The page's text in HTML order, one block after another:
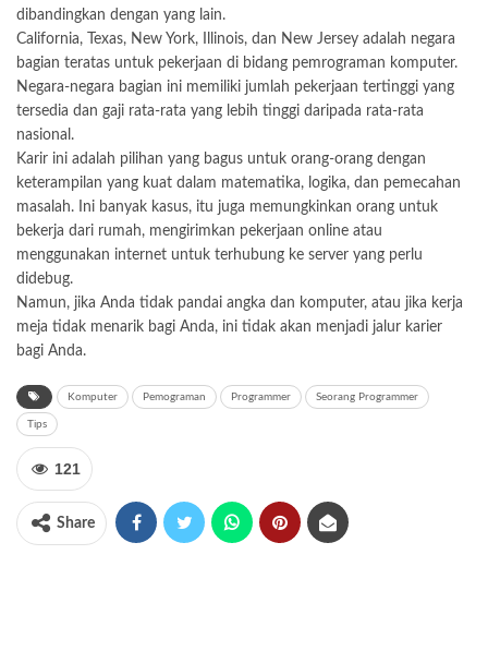
dibandingkan dengan yang lain.
California, Texas, New York, Illinois, dan New Jersey adalah negara
bagian teratas untuk pekerjaan di bidang pemrograman komputer.
Negara-negara bagian ini memiliki jumlah pekerjaan tertinggi yang
tersedia dan gaji rata-rata yang lebih tinggi daripada rata-rata
nasional.
Karir ini adalah pilihan yang bagus untuk orang-orang dengan
keterampilan yang kuat dalam matematika, logika, dan pemecahan
masalah. Ini banyak kasus, itu juga memungkinkan orang untuk
bekerja dari rumah, mengirimkan pekerjaan online atau
menggunakan internet untuk terhubung ke server yang perlu
didebug.
Namun, jika Anda tidak pandai angka dan komputer, atau jika kerja
meja tidak menarik bagi Anda, ini tidak akan menjadi jalur karier
bagi Anda.
Komputer Pemograman Programmer Seorang Programmer
Tips
121
Share